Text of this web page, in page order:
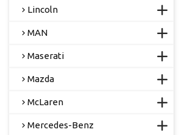
Lincoln
MAN
Maserati
Mazda
McLaren
Mercedes-Benz